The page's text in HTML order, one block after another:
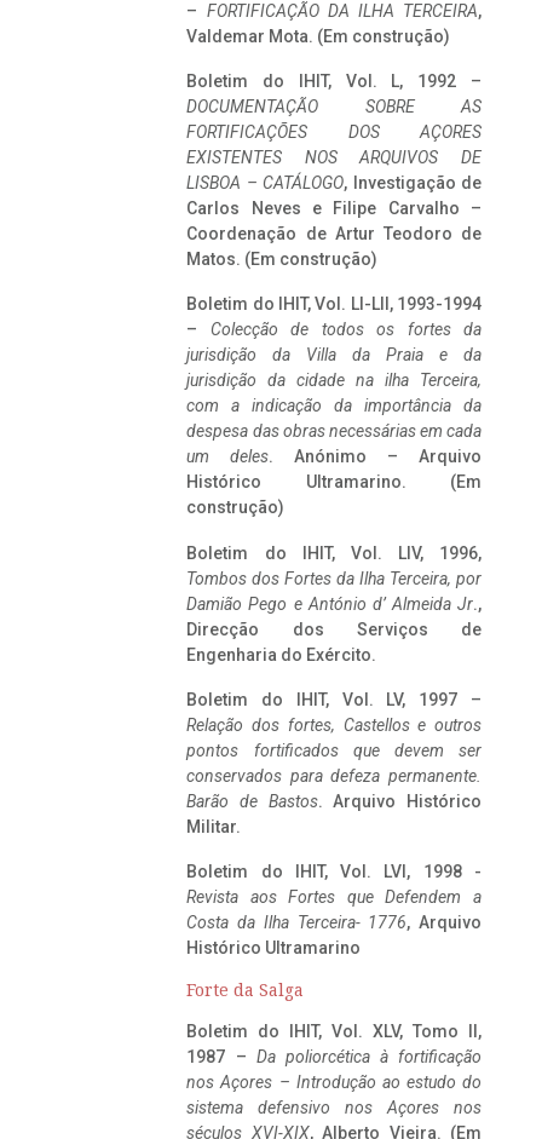
– FORTIFICAÇÃO DA ILHA TERCEIRA,
Valdemar Mota. (Em construção)
Boletim do IHIT, Vol. L, 1992 –
DOCUMENTAÇÃO SOBRE AS
FORTIFICAÇÕES DOS AÇORES
EXISTENTES NOS ARQUIVOS DE
LISBOA – CATÁLOGO, Investigação de
Carlos Neves e Filipe Carvalho –
Coordenação de Artur Teodoro de
Matos. (Em construção)
Boletim do IHIT, Vol. LI-LII, 1993-1994
– Colecção de todos os fortes da
jurisdição da Villa da Praia e da
jurisdição da cidade na ilha Terceira,
com a indicação da importância da
despesa das obras necessárias em cada
um deles. Anónimo – Arquivo
Histórico Ultramarino. (Em
construção)
Boletim do IHIT, Vol. LIV, 1996,
Tombos dos Fortes da Ilha Terceira, por
Damião Pego e António d’ Almeida Jr.,
Direcção dos Serviços de
Engenharia do Exército.
Boletim do IHIT, Vol. LV, 1997 –
Relação dos fortes, Castellos e outros
pontos fortificados que devem ser
conservados para defeza permanente.
Barão de Bastos. Arquivo Histórico
Militar.
Boletim do IHIT, Vol. LVI, 1998 -
Revista aos Fortes que Defendem a
Costa da Ilha Terceira- 1776, Arquivo
Histórico Ultramarino
Forte da Salga
Boletim do IHIT, Vol. XLV, Tomo II,
1987 – Da poliorcética à fortificação
nos Açores – Introdução ao estudo do
sistema defensivo nos Açores nos
séculos XVI-XIX, Alberto Vieira. (Em